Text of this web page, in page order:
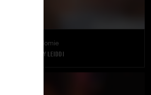
Lingerie & sodomie
TIFFANY LEIDDI